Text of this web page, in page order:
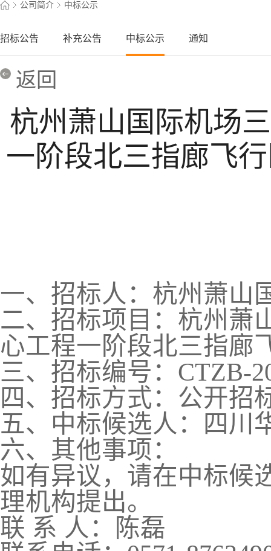
公司简介 中标公示
招标公告 补充公告 中标公示 通知
返回
杭州萧山国际机场
一阶段北三指廊飞
一、招标人：杭州萧山
二、招标项目：杭州萧
心工程一阶段北三指廊
三、招标编号： CTZB-
四、招标方式：公开招
五、中标候选人：四川
六、其他事项：
如有异议，请在中标候
理机构提出。
联 系 人：陈磊